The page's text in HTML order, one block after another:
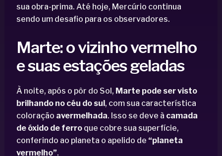
sua obra-prima. Até hoje, Mercúrio continua
sendo um desafio para os observadores.
Marte: o vizinho vermelho
e suas estações geladas
À noite, após o pôr do Sol, Marte pode ser visto
brilhando no céu do sul, com sua característica
coloração avermelhada. Isso se deve à camada
de óxido de ferroque cobre sua superfície,
conferindo ao planeta o apelido de “planeta
vermelho”.